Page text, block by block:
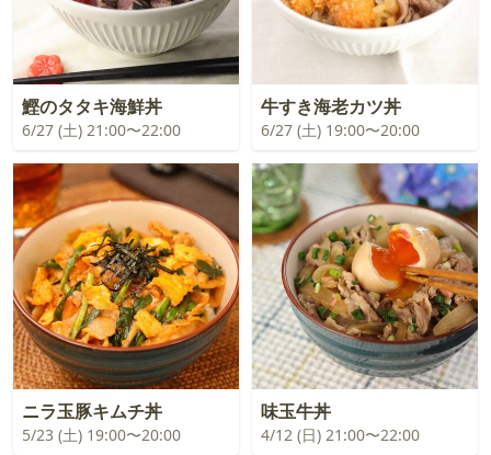
鰹のタタキ海鮮丼
6/27 (土) 21:00〜22:00
牛すき海老カツ丼
6/27 (土) 19:00〜20:00
ニラ玉豚キムチ丼
5/23 (土) 19:00〜20:00
味玉牛丼
4/12 (日) 21:00〜22:00